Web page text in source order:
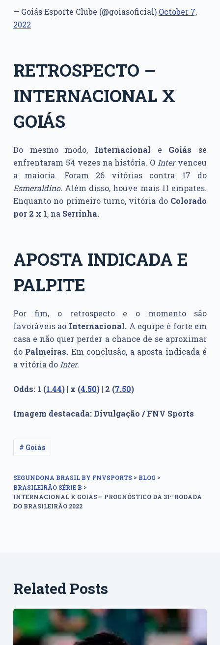
— Goiás Esporte Clube (@goiasoficial) October 7,
2022
RETROSPECTO –
INTERNACIONAL X
GOIÁS
Do mesmo modo, Internacional e Goiás se
enfrentaram 54 vezes na história. OIntervenceu
a maioria. Foram 26 vitórias contra 17 do
Esmeraldino. Além disso, houve mais 11 empates.
Enquanto no primeiro turno, vitória do Colorado
por 2 x 1, na Serrinha.
APOSTA INDICADA E
PALPITE
Por fim, o retrospecto e o momento são
favoráveis ao Internacional. A equipe é forte em
casa e não quer perder a chance de se aproximar
do Palmeiras. Em conclusão, a aposta indicada é
a vitória doInter.
Odds: 1 (1.44) | x (4.50) | 2 (7.50)
Imagem destacada: Divulgação / FNV Sports
# Goiás
SEGUNDONA BRASIL BY FNVSPORTS > BLOG >
BRASILEIRÃO SÉRIE B >
INTERNACIONAL X GOIÁS – PROGNÓSTICO DA 31ª RODADA
DO BRASILEIRÃO 2022
Related Posts